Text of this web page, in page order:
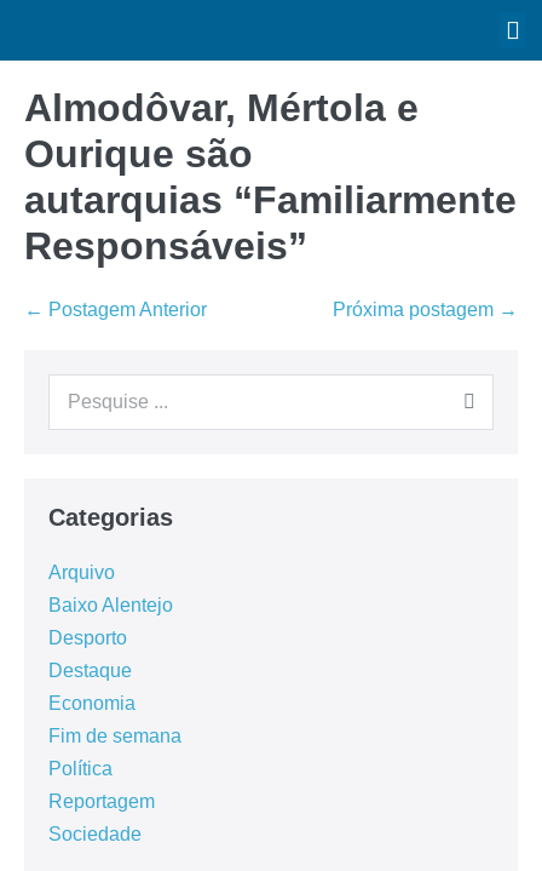
Almodôvar, Mértola e
Ourique são
autarquias “Familiarmente
Responsáveis”
← Postagem Anterior Próxima postagem →
Categorias
Arquivo
Baixo Alentejo
Desporto
Destaque
Economia
Fim de semana
Política
Reportagem
Sociedade